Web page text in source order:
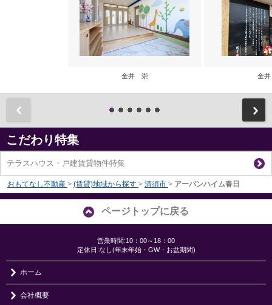
金井 崇 金
こだわり特集
テラスハウス・戸建賃貸物件特集
おもてなし不動産 > (賃貸)地域から探す > 清須市 > アーバンハイム春日
ページトップに戻る
営業時間:10：00～18：00
定休日:なし(年末年始・GW・お盆期間)
ホーム
会社概要